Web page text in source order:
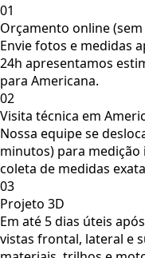
01
Orçamento online
Envie fotos e medidas
24h apresentamos
para Americana.
02
Visita técnica em
Nossa equipe se
minutos) para
coleta de medidas
03
Projeto 3D
Em até 5 dias úteis
vistas frontal, lateral e